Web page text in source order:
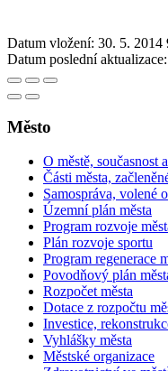
Datum vložení: 30. 5. 2014
Datum poslední aktualizace:
Město
O městě, současnost
Části města,
Samospráva, volené
Územní plán města
Program rozvoje
Plán rozvoje sportu
Program regenerace
Povodňový plán
Rozpočet města
Dotace z rozpočtu
Investice,
Vyhlášky města
Městské organizace